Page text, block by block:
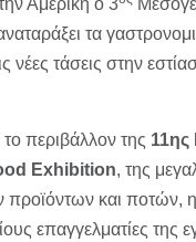
Αμερική ο 3
τα
νέες τάσεις στην
περιβάλλον της
Exhibition, της
προϊόντων και ποτών,
επαγγελματίες της